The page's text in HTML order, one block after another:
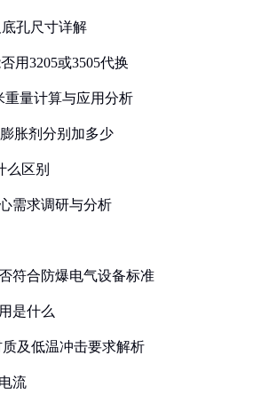
孔尺寸详解
用3205或3505代换
重量计算与应用分析
胀剂分别加多少
么区别
需求调研与分析
符合防爆电气设备标准
是什么
及低温冲击要求解析
流